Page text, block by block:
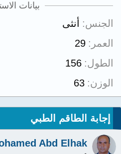
بيانات
الجنس
أنثى
العمر
29
الطول 156
الوزن 63
إجابة الطاقم الطبي
Abd Elhak